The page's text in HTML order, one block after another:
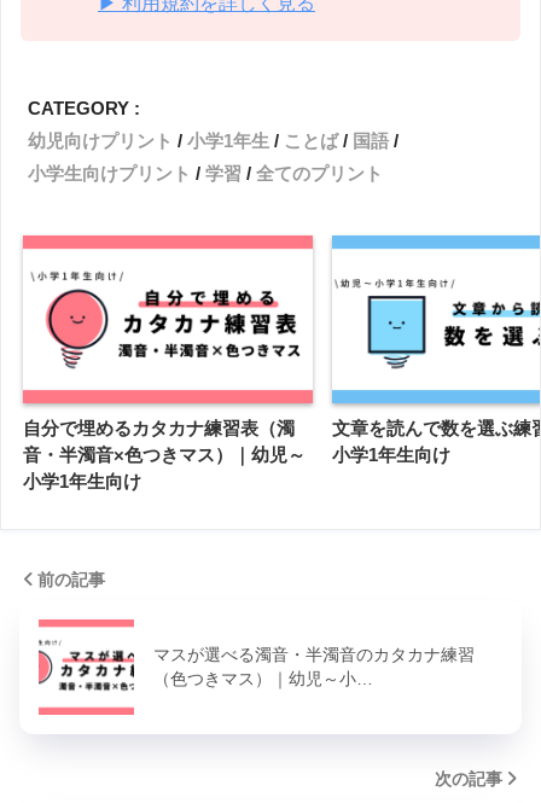
CATEGORY :
幼児向けプリント
小学1年生 ことば
国語
小学生向けプリント
学習 全てのプリント
自分で埋めるカタカナ練習表（濁
音・半濁音×色つきマス）｜幼児～
小学1年生向け
文章を読んで数を選ぶ練
小学1年生向け
前の記事
マスが選べる濁音・半濁音のカタカナ練習
（色つきマス）｜幼児～小…
次の記事